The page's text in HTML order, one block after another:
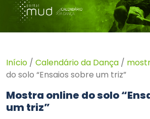
Início / Calendário da Dança /
do solo “Ensaios sobre um triz”
Mostra online do solo
um triz”